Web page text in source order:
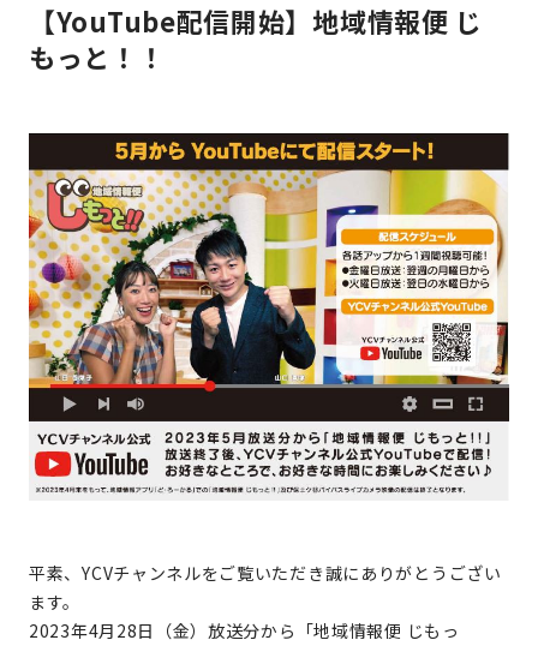
【YouTube配信開始】地域情報便 じ
もっと！！
平素、YCVチャンネルをご覧いただき誠にありがとうござい
ます。
2023年4月28日（金）放送分から「地域情報便 じもっ